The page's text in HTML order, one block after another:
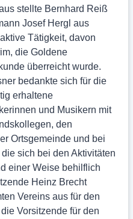
stellte Bernhard Reiß
Josef Hergl aus
Tätigkeit, davon
die Goldene
überreicht wurde.
bedankte sich für die
erhaltene
und Musikern mit
den
Ortsgemeinde und bei
sich bei den Aktivitäten
einer Weise behilflich
Heinz Brecht
Vereins aus für den
Vorsitzende für den